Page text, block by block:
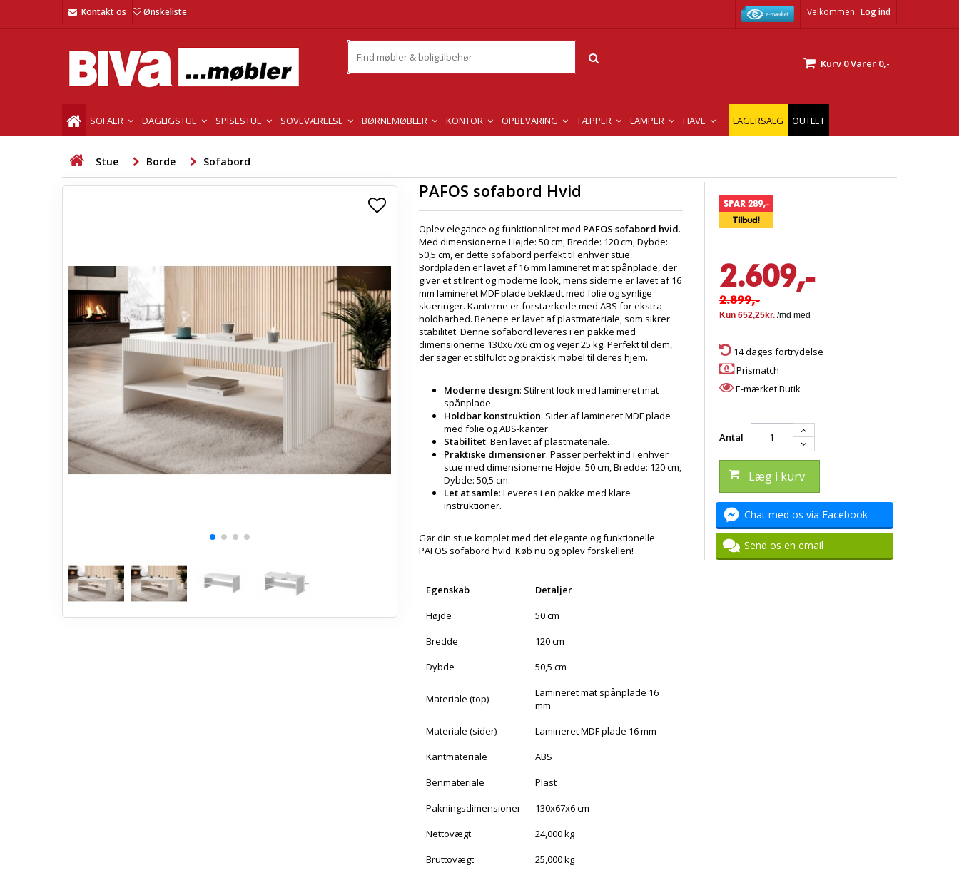
Velkommen Log ind
Kontakt os Ønskeliste
Kurv 0Varer 0,-
SOFAER DAGLIGSTUE SPISESTUE SOVEVÆRELSE BØRNEMØBLER KONTOR OPBEVARING TÆPPER LAMPER HAVE LAGERSALG OUTLET
Stue Borde Sofabord
PAFOS sofabord Hvid
Oplev elegance og funktionalitet med PAFOS sofabord hvid.
Med dimensionerne Højde: 50 cm, Bredde: 120 cm, Dybde:
50,5 cm, er dette sofabord perfekt til enhver stue.
Bordpladen er lavet af 16 mm lamineret mat spånplade, der
giver et stilrent og moderne look, mens siderne er lavet af 16
mm lamineret MDF plade beklædt med folie og synlige
skæringer. Kanterne er forstærkede med ABS for ekstra
holdbarhed. Benene er lavet af plastmateriale, som sikrer
stabilitet. Denne sofabord leveres i en pakke med
dimensionerne 130x67x6 cm og vejer 25 kg. Perfekt til dem,
der søger et stilfuldt og praktisk møbel til deres hjem.
Moderne design: Stilrent look med lamineret mat
spånplade.
Holdbar konstruktion: Sider af lamineret MDF plade
med folie og ABS-kanter.
Stabilitet: Ben lavet af plastmateriale.
Praktiske dimensioner: Passer perfekt ind i enhver
stue med dimensionerne Højde: 50 cm, Bredde: 120 cm,
Dybde: 50,5 cm.
Let at samle: Leveres i en pakke med klare
instruktioner.
Gør din stue komplet med det elegante og funktionelle
PAFOS sofabord hvid. Køb nu og oplev forskellen!
Egenskab
Detaljer
Højde
50 cm
Bredde
120 cm
Dybde
50,5 cm
Materiale (top)
Lamineret mat spånplade 16
mm
Materiale (sider)
Lamineret MDF plade 16 mm
Kantmateriale
ABS
Benmateriale
Plast
Pakningsdimensioner
130x67x6 cm
Nettovægt
24,000 kg
Bruttovægt
25,000 kg
SPAR 289,-
Tilbud!
2.609,-
2.899,-
14 dages fortrydelse
Prismatch
E-mærket Butik
Antal
Læg i kurv
Chat med os via Facebook
Send os en email